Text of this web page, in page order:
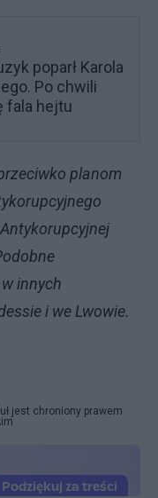
poparł Karola
Po chwili
fala hejtu
planom
innych
i we Lwowie.
jest chroniony prawem